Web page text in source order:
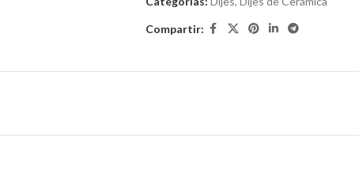
Compartir: